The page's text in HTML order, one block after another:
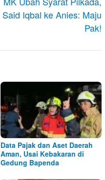
Said Iqbal ke Anies: Maju
Pak!
Data Pajak dan Aset Daerah
Aman, Usai Kebakaran di
Gedung Bapenda